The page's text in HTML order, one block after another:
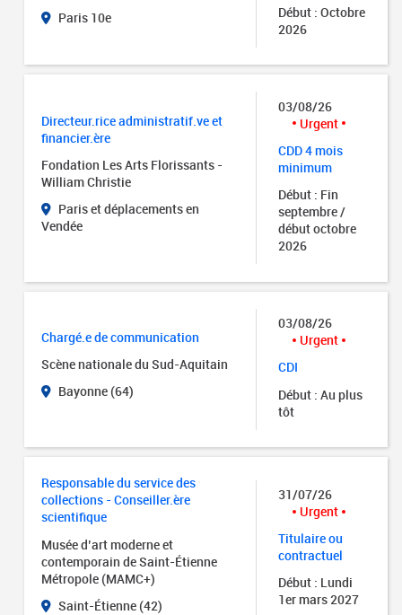
Paris 10e
Début : Octobre
2026
Directeur.rice administratif.ve et
financier.ère
Fondation Les Arts Florissants -
William Christie
Paris et déplacements en
Vendée
03/08/26
Urgent
CDD 4 mois
minimum
Début : Fin
septembre /
début octobre
2026
Chargé.e de communication
Scène nationale du Sud-Aquitain
Bayonne (64)
03/08/26
Urgent
CDI
Début : Au plus
tôt
Responsable du service des
collections - Conseiller.ère
scientifique
Musée d’art moderne et
contemporain de Saint-Étienne
Métropole (MAMC+)
Saint-Étienne (42)
31/07/26
Urgent
Titulaire ou
contractuel
Début : Lundi
1er mars 2027